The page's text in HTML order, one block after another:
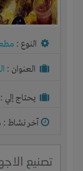
النوع :
العنوان :
يحتاج إلي :
آخر نشاط :
تصنيع